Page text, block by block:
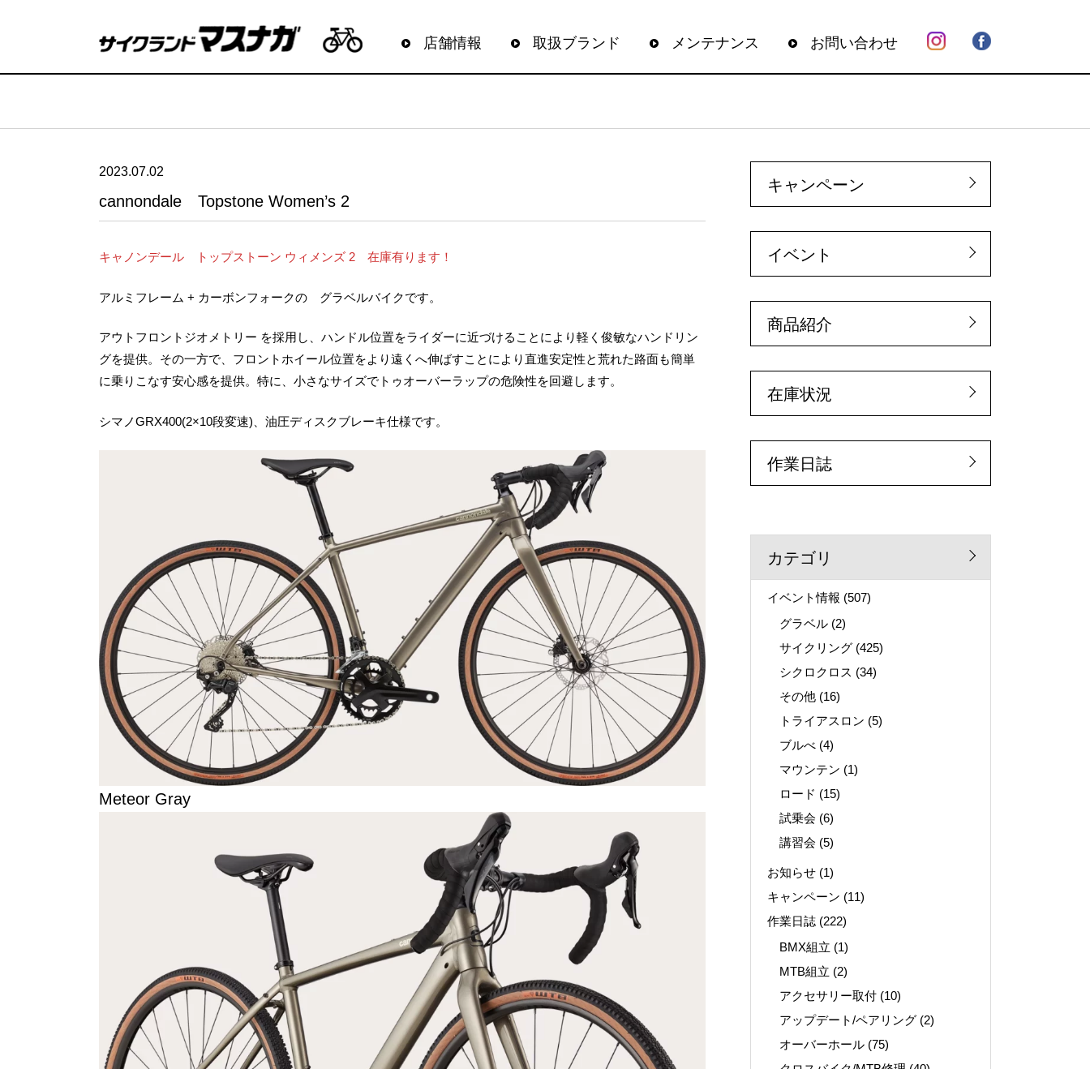
店舗情報 取扱ブランド メンテナンス お問い合わせ
2023.07.02
cannondale Topstone Women’s 2
キャノンデール トップストーン ウィメンズ 2 在庫有ります！
アルミフレーム + カーボンフォークの グラベルバイクです。
アウトフロントジオメトリー を採用し、ハンドル位置をライダーに近づけることにより軽く俊敏なハンドリン
グを提供。その一方で、フロントホイール位置をより遠くへ伸ばすことにより直進安定性と荒れた路面も簡単
に乗りこなす安心感を提供。特に、小さなサイズでトゥオーバーラップの危険性を回避します。
シマノGRX400(2×10段変速)、油圧ディスクブレーキ仕様です。
Meteor Gray
キャンペーン
イベント
商品紹介
在庫状況
作業日誌
カテゴリ
イベント情報 (507)
グラベル (2)
サイクリング (425)
シクロクロス (34)
その他 (16)
トライアスロン (5)
ブルべ (4)
マウンテン (1)
ロード (15)
試乗会 (6)
講習会 (5)
お知らせ (1)
キャンペーン (11)
作業日誌 (222)
BMX組立 (1)
MTB組立 (2)
アクセサリー取付 (10)
アップデート/ペアリング (2)
オーバーホール (75)